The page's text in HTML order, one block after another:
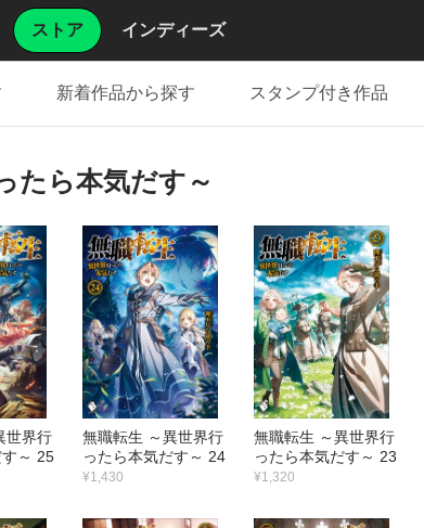
ストア インディーズ
新着作品から探す スタンプ付き作品
たら本気だす～
世界行
～ 25
無職転生 ～異世界行
ったら本気だす～ 24
¥1,430
無職転生 ～異世界行
ったら本気だす～ 23
¥1,320